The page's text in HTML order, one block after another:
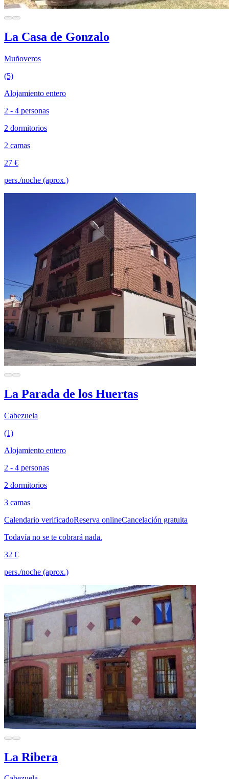
La Casa de Gonzalo
Muñoveros
(5)
Alojamiento entero
2 - 4 personas
2 dormitorios
2 camas
27 €
pers./noche (aprox.)
La Parada de los Huertas
Cabezuela
(1)
Alojamiento entero
2 - 4 personas
2 dormitorios
3 camas
Calendario verificadoReserva onlineCancelación gratuita
Todavía no se te cobrará nada.
32 €
pers./noche (aprox.)
La Ribera